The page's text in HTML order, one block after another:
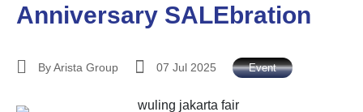
Anniversary SALEbration
ByArista Group 07 Jul 2025 Event